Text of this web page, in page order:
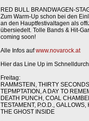
RED BULL BRANDWAGEN-
Zum Warm-Up schon bei den
an den Hauptfestivaltagen als
übersiedelt. Tolle Bands & Hit-
coming soon!
Alle Infos aufwww.novarock.at
Hier das Line Up im
Freitag:
RAMMSTEIN, THIRTY
TEPMPTATION, A DAY TO
DEATH PUNCH, COAL
TESTAMENT, P.O.D.,
THE GHOST INSIDE